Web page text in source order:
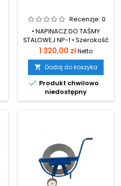
Recenzje: 0
• NAPINACZ DO TAŚMY
STALOWEJ NP-1 • Szerokość
taśmy 13-19mm• Grubość
od 0,4-0,6mm• Przyrządy
są przeznaczone do
wykonywania spięć taśmą
stalową z połączeniem
spinkowym na pakietach
bardzo ciężkich, mało
Cena
1 320,00 złNetto
 Dodaj do koszyka
 Produkt chwilowo
niedostępny